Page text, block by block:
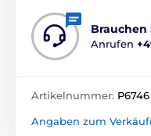
Brauchen
Anrufen
Artikelnummer: P6746
Angaben zum